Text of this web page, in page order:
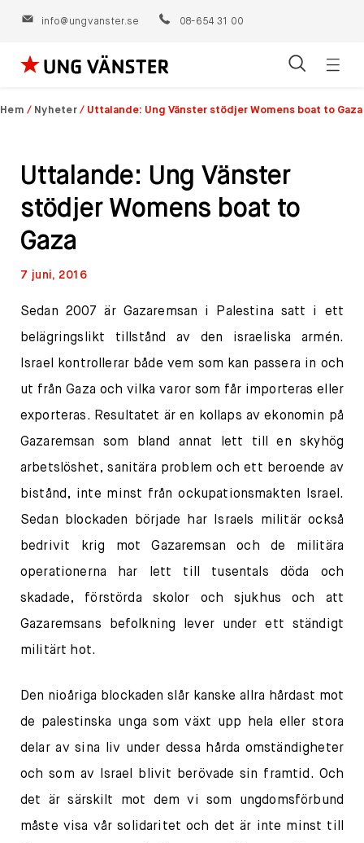
info@ungvanster.se 08-654 31 00
Hoppa
till
Hem / Nyheter / Uttalande: Ung Vänster stödjer Womens boat to Gaza
Uttalande: Ung Vänster
stödjer Womens boat to
Gaza
7 juni, 2016
Sedan 2007 är Gazaremsan i Palestina satt i ett
belägringslikt tillstånd av den israeliska armén.
Israel kontrollerar både vem som kan passera in och
ut från Gaza och vilka varor som får importeras eller
exporteras. Resultatet är en kollaps av ekonomin på
Gazaremsan som bland annat lett till en skyhög
arbetslöshet, sanitära problem och ett beroende av
bistånd, inte minst från ockupationsmakten Israel.
Sedan blockaden började har Israels militär också
bedrivit krig mot Gazaremsan och de militära
operationerna har lett till tusentals döda och
skadade, förstörda skolor och sjukhus och att
Gazaremsans befolkning lever under ett ständigt
militärt hot.
Den nioåriga blockaden slår kanske allra hårdast mot
de palestinska unga som växt upp hela eller stora
delar av sina liv under dessa hårda omständigheter
och som av Israel blivit berövade sin framtid. Och
det är särskilt mot dem vi som ungdomsförbund
måste visa vår solidaritet och det är inte minst till